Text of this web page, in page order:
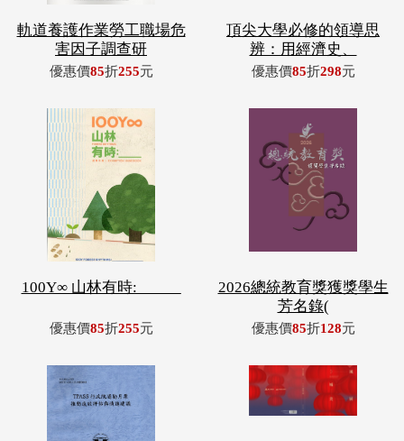
軌道養護作業勞工職場危
害因子調查研
優惠價85折255元
頂尖大學必修的領導思
辨：用經濟史、
優惠價85折298元
100Y∞ 山林有時: _____
優惠價85折255元
2026總統教育獎獲獎學生
芳名錄(
優惠價85折128元